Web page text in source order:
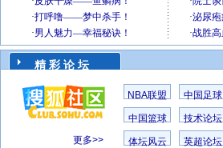
精 彩 论 坛
更多>>
NBA联盟 中国足球
中国篮球 技术论坛
体坛风云 英超论坛